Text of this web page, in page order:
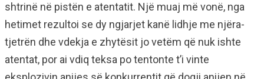
shtrinë në pistën e atentatit. Një muaj më vonë, nga
hetimet rezultoi se dy ngjarjet kanë lidhje me njëra-
tjetrën dhe vdekja e zhytësit jo vetëm që nuk ishte
atentat, por ai vdiq teksa po tentonte t’i vinte